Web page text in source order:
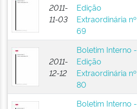
2011-
11-03
Edição
Extraordinária nº
69
2011-
12-12
Boletim Interno -
Edição
Extraordinária nº
80
Boletim Interno -